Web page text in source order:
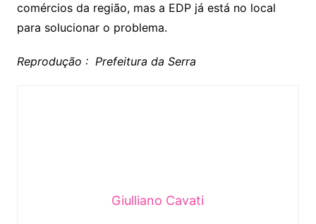
comércios da região, mas a EDP já está no local
para solucionar o problema.
Reprodução : Prefeitura da Serra
Giulliano Cavati